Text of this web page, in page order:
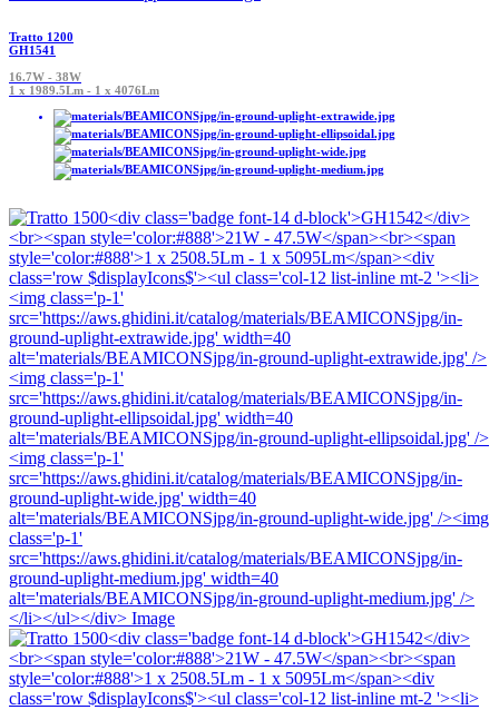
Tratto 1200
GH1541
16.7W - 38W
1 x 1989.5Lm - 1 x 4076Lm